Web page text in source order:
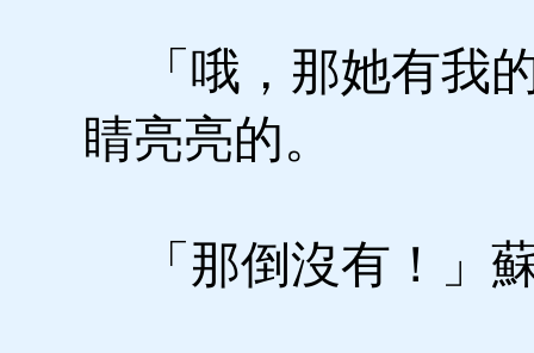
「哦，那她有我
睛亮亮的。
「那倒沒有！」